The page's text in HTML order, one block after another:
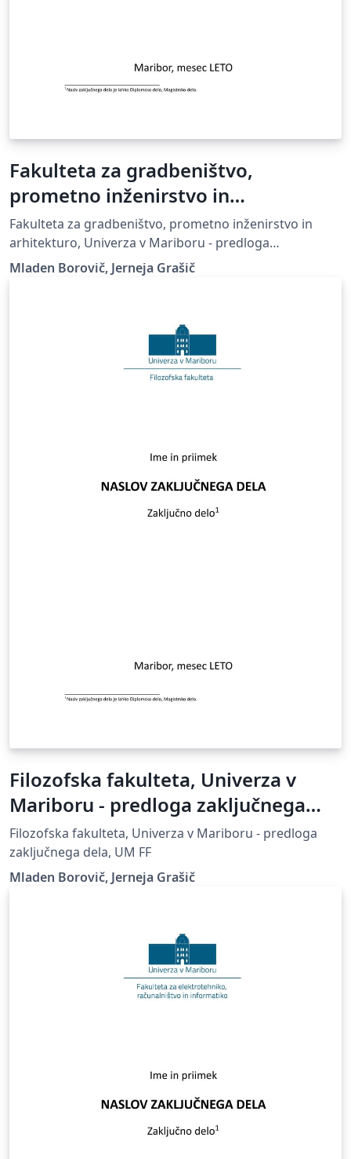
Fakulteta za gradbeništvo,
prometno inženirstvo in
arhitekturo, Univerza v Mariboru -
predloga zaključnega dela
Fakulteta za gradbeništvo, prometno inženirstvo in
arhitekturo, Univerza v Mariboru - predloga
zaključnega dela, UM FGPA
Mladen Borovič, Jerneja Grašič
Filozofska fakulteta, Univerza v
Mariboru - predloga zaključnega
dela
Filozofska fakulteta, Univerza v Mariboru - predloga
zaključnega dela, UM FF
Mladen Borovič, Jerneja Grašič